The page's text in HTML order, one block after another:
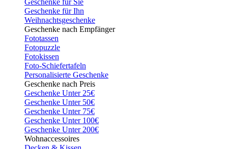
Geschenke für Sie
Geschenke für Ihn
Weihnachtsgeschenke
Geschenke nach Empfänger
Fototassen
Fotopuzzle
Fotokissen
Foto-Schiefertafeln
Personalisierte Geschenke
Geschenke nach Preis
Geschenke Unter 25€
Geschenke Unter 50€
Geschenke Unter 75€
Geschenke Unter 100€
Geschenke Unter 200€
Wohnaccessoires